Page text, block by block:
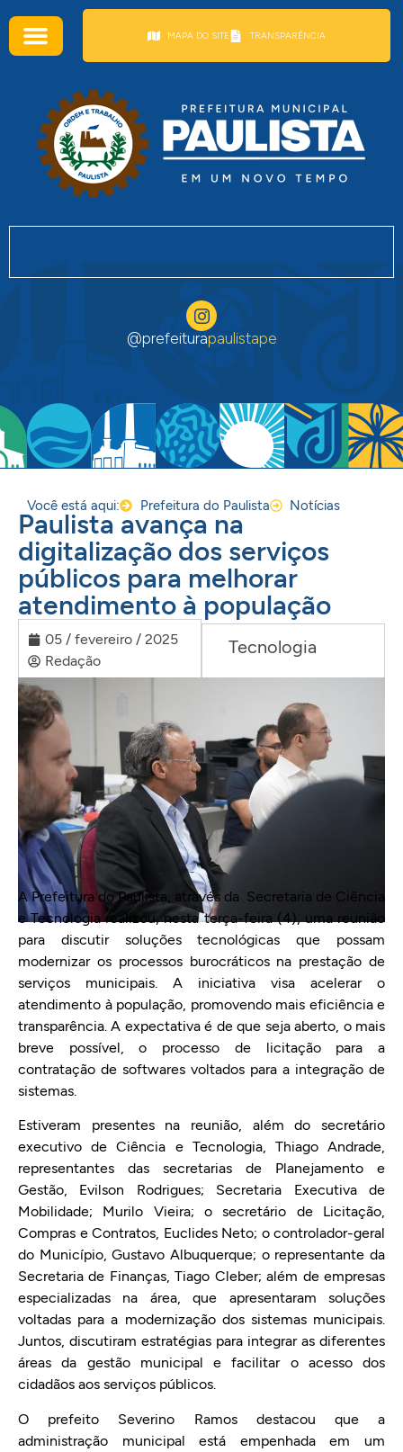
MAPA DO SITE TRANSPARÊNCIA
@prefeiturapaulistape
Você está aqui: Prefeitura do Paulista Notícias
Paulista avança na
digitalização dos serviços
públicos para melhorar
atendimento à população
05 / fevereiro / 2025
Redação
Tecnologia
A Prefeitura do Paulista, através da Secretaria de Ciência
e Tecnologia realizou, nesta terça-feira (4), uma reunião
para discutir soluções tecnológicas que possam
modernizar os processos burocráticos na prestação de
serviços municipais. A iniciativa visa acelerar o
atendimento à população, promovendo mais eficiência e
transparência. A expectativa é de que seja aberto, o mais
breve possível, o processo de licitação para a
contratação de softwares voltados para a integração de
sistemas.
Estiveram presentes na reunião, além do secretário
executivo de Ciência e Tecnologia, Thiago Andrade,
representantes das secretarias de Planejamento e
Gestão, Evilson Rodrigues; Secretaria Executiva de
Mobilidade; Murilo Vieira; o secretário de Licitação,
Compras e Contratos, Euclides Neto; o controlador-geral
do Município, Gustavo Albuquerque; o representante da
Secretaria de Finanças, Tiago Cleber; além de empresas
especializadas na área, que apresentaram soluções
voltadas para a modernização dos sistemas municipais.
Juntos, discutiram estratégias para integrar as diferentes
áreas da gestão municipal e facilitar o acesso dos
cidadãos aos serviços públicos.
O prefeito Severino Ramos destacou que a
administração municipal está empenhada em um